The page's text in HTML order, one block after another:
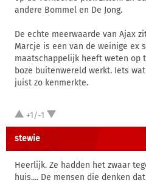
andere Bommel en De Jong.
De echte meerwaarde van Ajax
Marcje is een van de weinige ex
maatschappelijk heeft weten op
boze buitenwereld werkt. Iets
juist zo kenmerkte.
+1/-1
stewie
Heerlijk. Ze hadden het zwaar
huis.... De mensen die denken